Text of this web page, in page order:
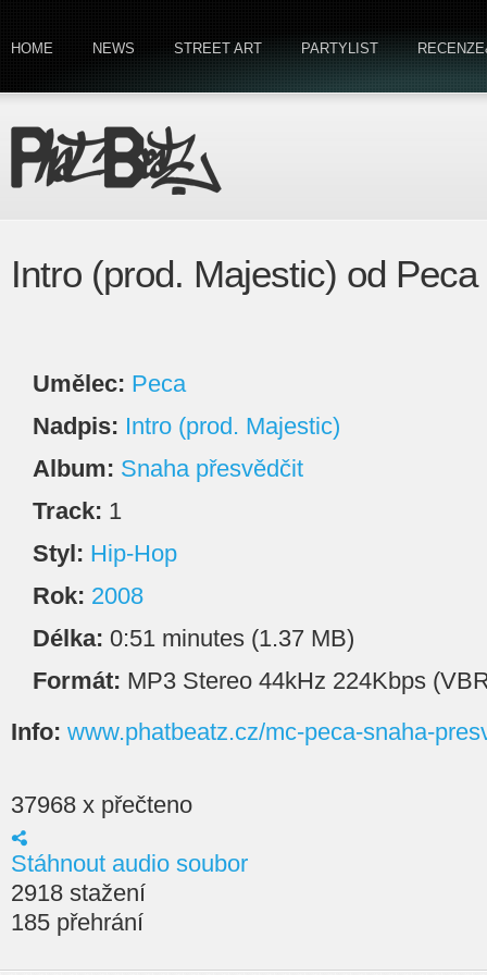
HOME NEWS STREET ART PARTYLIST
Intro (prod. Majestic) od Peca
Umělec: Peca
Nadpis: Intro (prod. Majestic)
Album: Snaha přesvědčit
Track: 1
Styl: Hip-Hop
Rok: 2008
Délka: 0:51 minutes (1.37 MB)
Formát: MP3 Stereo 44kHz 224Kbps
Info: www.phatbeatz.cz/mc-peca-snaha-
37968 x přečteno
Stáhnout audio soubor
2918 stažení
185 přehrání